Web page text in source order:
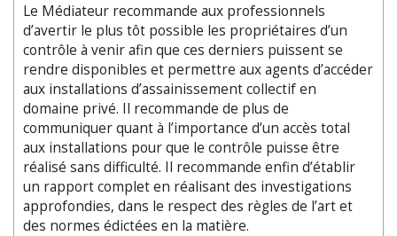
Le Médiateur recommande aux professionnels
d’avertir le plus tôt possible les propriétaires d’un
contrôle à venir afin que ces derniers puissent se
rendre disponibles et permettre aux agents d’accéder
aux installations d’assainissement collectif en
domaine privé. Il recommande de plus de
communiquer quant à l’importance d’un accès total
aux installations pour que le contrôle puisse être
réalisé sans difficulté. Il recommande enfin d’établir
un rapport complet en réalisant des investigations
approfondies, dans le respect des règles de l’art et
des normes édictées en la matière.